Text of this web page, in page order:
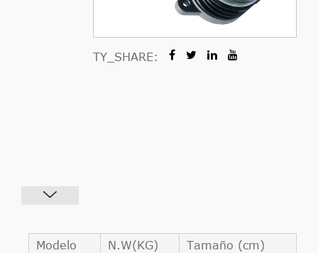
TY_SHARE:
Modelo N.W(KG)
Tamaño (cm)